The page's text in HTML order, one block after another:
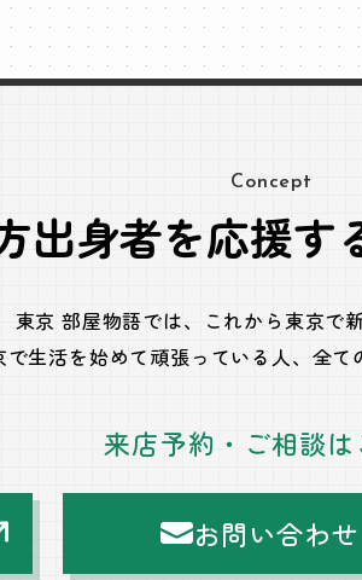
Concept
出身者を応援す
東京 部屋物語では、
これから東京で
生活を始めて頑張っている人、 全て
来店予約・ご相談は
お問い合わせ